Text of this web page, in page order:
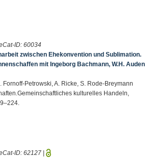
ID: 60034
zwischen Ehekonvention und Sublimation.
mit Ingeborg Bachmann, W.H. Auden
Fornoff-Petrowski, A. Ricke, S. Rode-Breymann
kulturelles Handeln,
ID: 62127 |